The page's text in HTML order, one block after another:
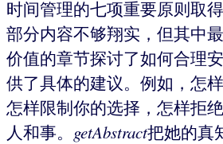
时间管理的七项重要原则取
部分内容不够翔实，但其中
价值的章节探讨了如何合理
供了具体的建议。例如，怎
怎样限制你的选择，怎样拒
人和事。 getAbstract把她的真